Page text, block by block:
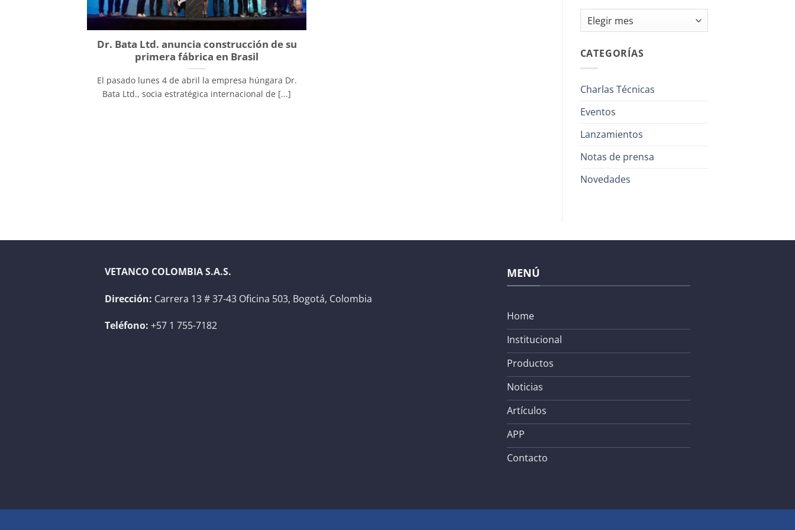
Dr. Bata Ltd. anuncia construcción de su
primera fábrica en Brasil
El pasado lunes 4 de abril la empresa húngara Dr.
Bata Ltd., socia estratégica internacional de [...]
Archivos
CATEGORÍAS
Charlas Técnicas
Eventos
Lanzamientos
Notas de prensa
Novedades
VETANCO COLOMBIA S.A.S.
Dirección: Carrera 13 # 37-43 Oficina 503, Bogotá, Colombia
Teléfono: +57 1 755-7182
MENÚ
Home
Institucional
Productos
Noticias
Artículos
APP
Contacto